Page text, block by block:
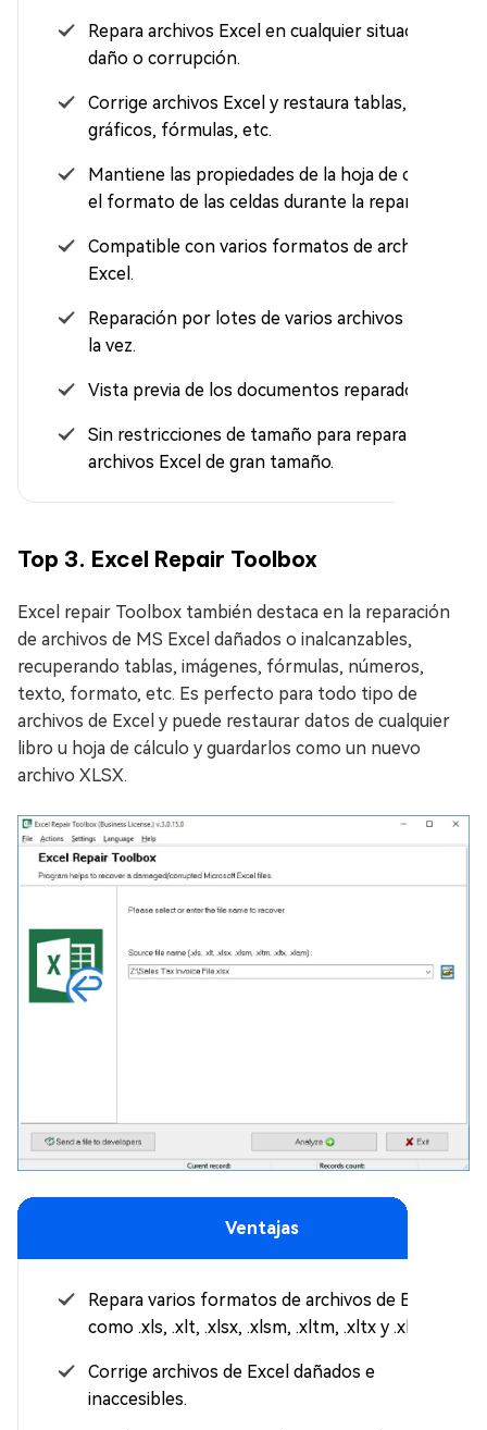
Repara archivos Excel en cualquier situación de
daño o corrupción.
Corrige archivos Excel y restaura tablas,
gráficos, fórmulas, etc.
Mantiene las propiedades de la hoja de cálculo y
el formato de las celdas durante la reparación.
Compatible con varios formatos de archivo de
Excel.
Reparación por lotes de varios archivos Excel a
la vez.
Vista previa de los documentos reparados.
Sin restricciones de tamaño para reparar
archivos Excel de gran tamaño.
Top 3. Excel Repair Toolbox
Excel repair Toolbox también destaca en la reparación
de archivos de MS Excel dañados o inalcanzables,
recuperando tablas, imágenes, fórmulas, números,
texto, formato, etc. Es perfecto para todo tipo de
archivos de Excel y puede restaurar datos de cualquier
libro u hoja de cálculo y guardarlos como un nuevo
archivo XLSX.
Ventajas
Repara varios formatos de archivos de Excel
como .xls, .xlt, .xlsx, .xlsm, .xltm, .xltx y .xlam.
Corrige archivos de Excel dañados e
inaccesibles.